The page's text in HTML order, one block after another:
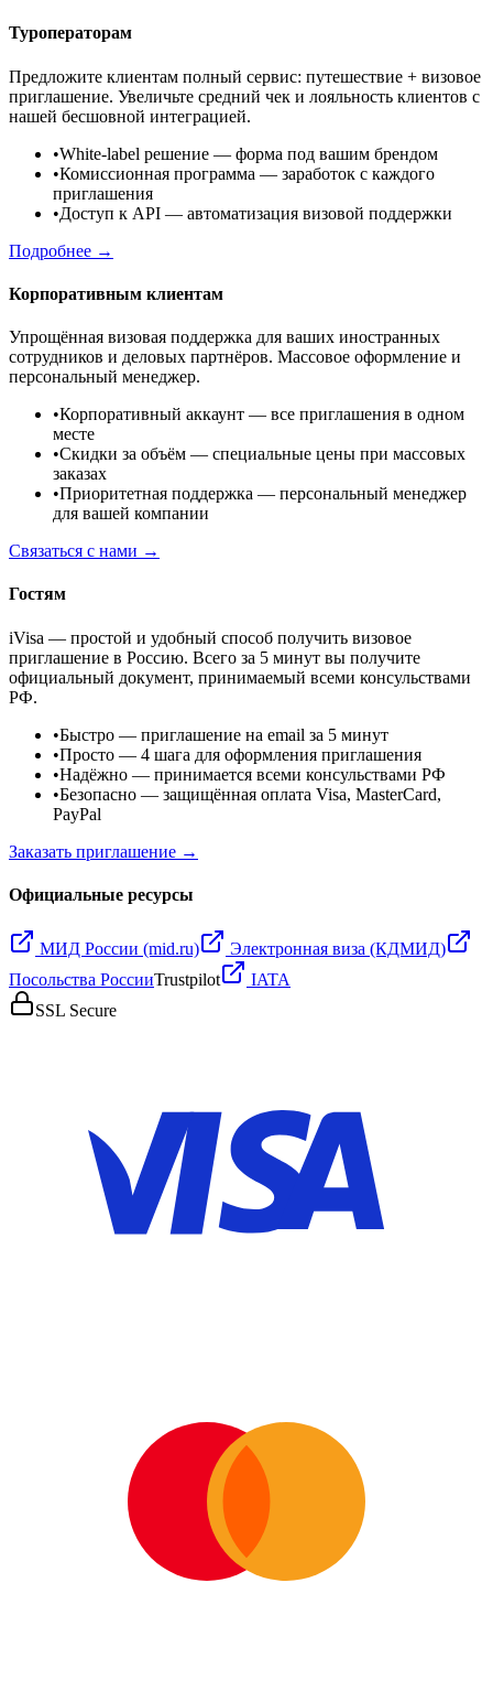
Туроператорам
Предложите клиентам полный сервис: путешествие + визовое
приглашение. Увеличьте средний чек и лояльность клиентов с
нашей бесшовной интеграцией.
•White-label решение — форма под вашим брендом
•Комиссионная программа — заработок с каждого
приглашения
•Доступ к API — автоматизация визовой поддержки
Подробнее →
Корпоративным клиентам
Упрощённая визовая поддержка для ваших иностранных
сотрудников и деловых партнёров. Массовое оформление и
персональный менеджер.
•Корпоративный аккаунт — все приглашения в одном
месте
•Скидки за объём — специальные цены при массовых
заказах
•Приоритетная поддержка — персональный менеджер
для вашей компании
Связаться с нами →
Гостям
iVisa — простой и удобный способ получить визовое
приглашение в Россию. Всего за 5 минут вы получите
официальный документ, принимаемый всеми консульствами
РФ.
•Быстро — приглашение на email за 5 минут
•Просто — 4 шага для оформления приглашения
•Надёжно — принимается всеми консульствами РФ
•Безопасно — защищённая оплата Visa, MasterCard,
PayPal
Заказать приглашение →
Официальные ресурсы
МИД России (mid.ru)
Электронная виза (КДМИД)
Посольства РоссииTrustpilot
IATA
SSL Secure